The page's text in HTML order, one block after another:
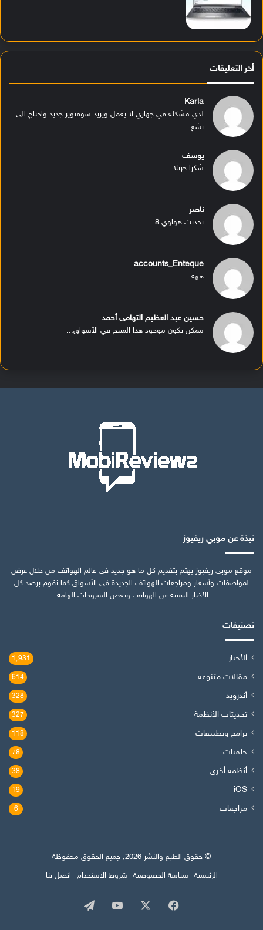
أخر التعليقات
Karla
لدي مشكله في جهازي لا يعمل ويريد سوفتوير جديد واحتاج الى
تشغ...
يوسف
شكرا جزيلا...
ناصر
تحديث هواوي 8...
accounts_Enteque
ههه...
حسين عبد العظيم التهامى أحمد
ممكن يكون موجود هذا المنتج في الأسواق...
نبذة عن موبي ريفيوز
موقع موبي ريفيوز يهتم بتقديم كل ما هو جديد في عالم الهواتف من خلال عرض
لمواصفات وأسعار ومراجعات الهواتف الجديدة في الأسواق كما نقوم برصد كل
الأخبار التقنية عن الهواتف وبعض الشروحات الهامة.
تصنيفات
الأخبار 1٬931
مقالات متنوعة 614
أندرويد 328
تحديثات الأنظمة 327
برامج وتطبيقات 118
خلفيات 78
أنظمة أخرى 38
iOS
19
مراجعات 6
© حقوق الطبع والنشر 2026, جميع الحقوق محفوظة
الرئيسية
سياسة الخصوصية شروط الاستخدام اتصل بنا
فيسبوك ‫YouTube